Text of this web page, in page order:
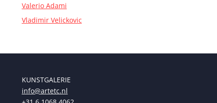
Valerio Adami
Vladimir Velickovic
KUNSTGALERIE
info@artetc.nl